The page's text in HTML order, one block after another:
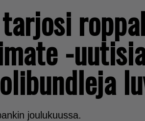
-
joulukuussa.